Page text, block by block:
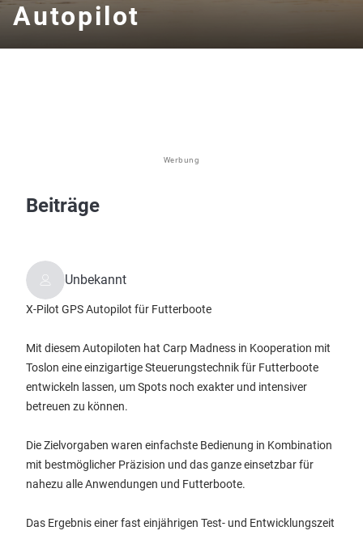
Autopilot
Werbung
Beiträge
Unbekannt
X-Pilot GPS Autopilot für Futterboote
Mit diesem Autopiloten hat Carp Madness in Kooperation mit
Toslon eine einzigartige Steuerungstechnik für Futterboote
entwickeln lassen, um Spots noch exakter und intensiver
betreuen zu können.
Die Zielvorgaben waren einfachste Bedienung in Kombination
mit bestmöglicher Präzision und das ganze einsetzbar für
nahezu alle Anwendungen und Futterboote.
Das Ergebnis einer fast einjährigen Test- und Entwicklungszeit